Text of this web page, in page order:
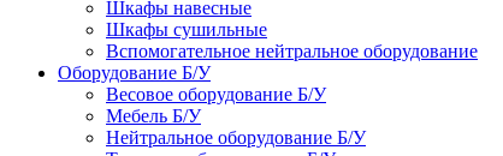
Шкафы навесные
Шкафы сушильные
Вспомогательное нейтральное оборудование
Оборудование Б/У
Весовое оборудование Б/У
Мебель Б/У
Нейтральное оборудование Б/У